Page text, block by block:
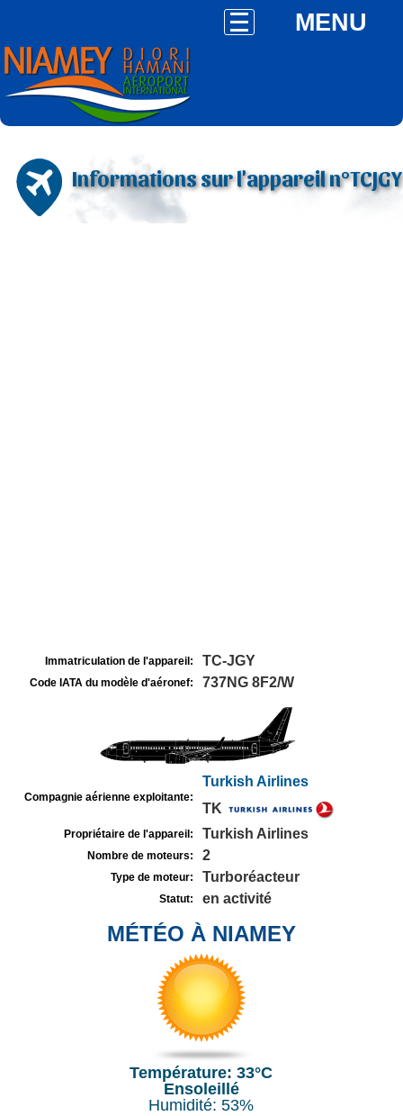
MENU
Informations sur l'appareil n°TCJGY
Immatriculation de l'appareil: TC-JGY
Code IATA du modèle d'aéronef: 737NG 8F2/W
Compagnie aérienne exploitante:
Turkish Airlines
TK
Propriétaire de l'appareil: Turkish Airlines
Nombre de moteurs: 2
Type de moteur: Turboréacteur
Statut: en activité
MÉTÉO À NIAMEY
Température: 33°C
Ensoleillé
Humidité: 53%